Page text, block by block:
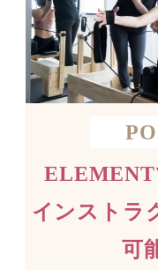
ELEMENT
インストラ
可